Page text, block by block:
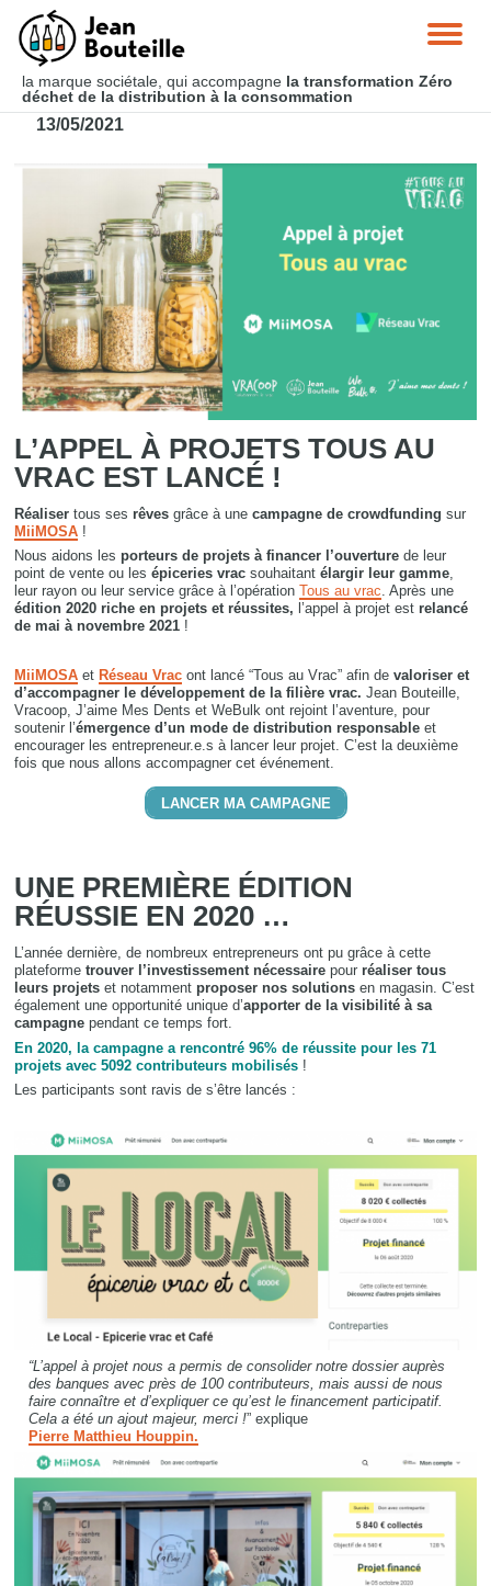
la marque sociétale, qui accompagne la transformation Zéro
déchetde la distribution à la consommation
13/05/2021
L’APPEL À PROJETS TOUS AU
VRAC EST LANCÉ !
Réaliser tous ses rêves grâce à une campagne de crowdfunding sur
MiiMOSA !
Nous aidons les porteurs de projets à financer l’ouverture de leur
point de vente ou les épiceries vrac souhaitant élargir leur gamme,
leur rayon ou leur service grâce à l’opération Tous au vrac. Après une
édition 2020 riche en projets et réussites, l’appel à projet est relancé
de mai à novembre 2021 !
MiiMOSA et Réseau Vrac ont lancé “Tous au Vrac” afin de valoriser et
d’accompagner le développement de la filière vrac. Jean Bouteille,
Vracoop, J’aime Mes Dents et WeBulk ont rejoint l’aventure, pour
soutenir l’émergence d’un mode de distribution responsable et
encourager les entrepreneur.e.s à lancer leur projet. C’est la deuxième
fois que nous allons accompagner cet événement.
LANCER MA CAMPAGNE
UNE PREMIÈRE ÉDITION
RÉUSSIE EN 2020 …
L’année dernière, de nombreux entrepreneurs ont pu grâce à cette
plateforme trouver l’investissement nécessaire pour réaliser tous
leurs projets et notamment proposer nos solutions en magasin. C’est
également une opportunité unique d’apporter de la visibilité à sa
campagne pendant ce temps fort.
En 2020, la campagne a rencontré 96% de réussite pour les 71
projets avec 5092 contributeurs mobilisés !
Les participants sont ravis de s’être lancés :
“L’appel à projet nous a permis de consolider notre dossier auprès
des banques avec près de 100 contributeurs, mais aussi de nous
faire connaître et d’expliquer ce qu’est le financement participatif.
Cela a été un ajout majeur, merci !” explique
Pierre Matthieu Houppin.